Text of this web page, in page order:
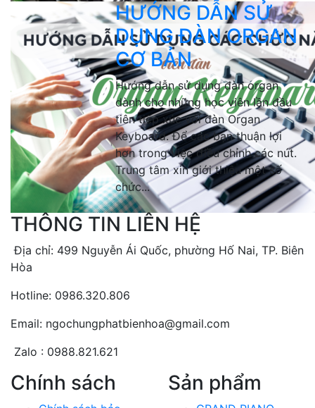
HƯỚNG DẪN SỬ
DỤNG ĐÀN ORGAN
CƠ BẢN
Hướng dẫn sử dụng đàn organ
dành cho những học viên lần đầu
tiên tiếp xúc với đàn Organ
Keyboard. Để các bạn thuận lợi
hơn trong việc điều chỉnh các nút.
Trung tâm xin giới thiệu một số
chức...
THÔNG TIN LIÊN HỆ
Địa chỉ: 499 Nguyễn Ái Quốc, phường Hố Nai, TP. Biên
Hòa
Hotline: 0986.320.806
Email: ngochungphatbienhoa@gmail.com
Zalo : 0988.821.621
Chính sách Sản phẩm